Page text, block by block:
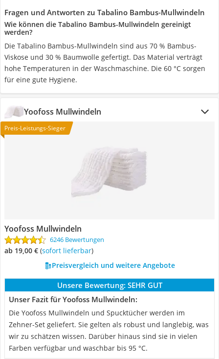
Fragen und Antworten zu Tabalino Bambus-Mullwindeln
Wie können die Tabalino Bambus-Mullwindeln gereinigt
werden?
Die Tabalino Bambus-Mullwindeln sind aus 70 % Bambus-
Viskose und 30 % Baumwolle gefertigt. Das Material verträgt
hohe Temperaturen in der Waschmaschine. Die 60 °C sorgen
für eine gute Hygiene.
Yoofoss Mullwindeln
Preis-Leistungs-Sieger
Yoofoss Mullwindeln
6246 Bewertungen
ab 19,00 € ( Sofort lieferbar)
Preisvergleich und weitere Angebote
Unsere Bewertung: SEHR GUT
Unser Fazit für Yoofoss Mullwindeln:
Die Yoofoss Mullwindeln und Spucktücher werden im
Zehner-Set geliefert. Sie gelten als robust und langlebig, was
wir zu schätzen wissen. Darüber hinaus sind sie in vielen
Farben verfügbar und waschbar bis 95 °C.